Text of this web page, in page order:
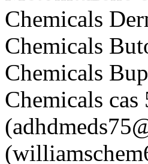
Chemicals
Chemicals
Chemicals
Chemicals